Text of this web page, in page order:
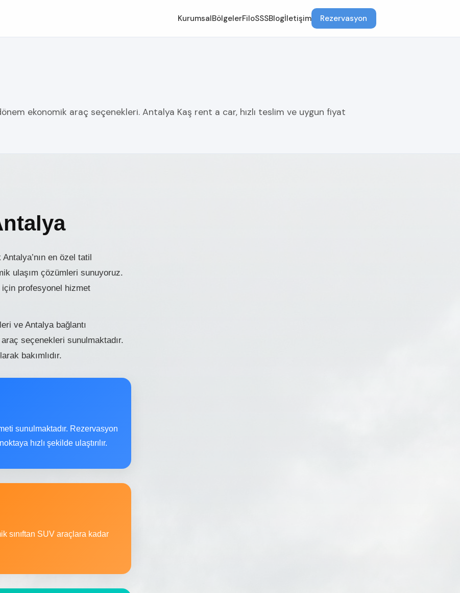
KurumsalBölgelerFiloSSSBlogİletişim Rezervasyon
ekonomik araç seçenekleri. Antalya Kaş rent a car, hızlı teslim ve uygun fiyat
en özel tatil
ulaşım çözümleri sunuyoruz.
için profesyonel hizmet
ve Antalya bağlantı
seçenekleri sunulmaktadır.
bakımlıdır.
sunulmaktadır. Rezervasyon
hızlı şekilde ulaştırılır.
sınıftan SUV araçlara kadar